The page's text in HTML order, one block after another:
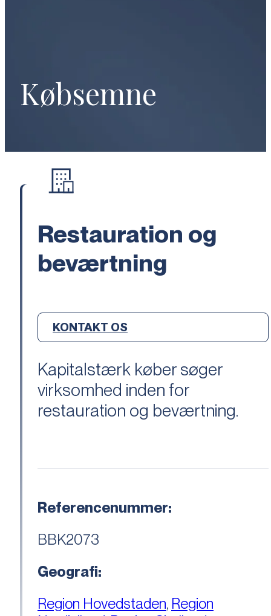
Købsemne
Restauration og
beværtning
KONTAKT OS
Kapitalstærk køber søger
virksomhed inden for
restauration og beværtning.
Referencenummer:
BBK2073
Geografi:
Region Hovedstaden, Region